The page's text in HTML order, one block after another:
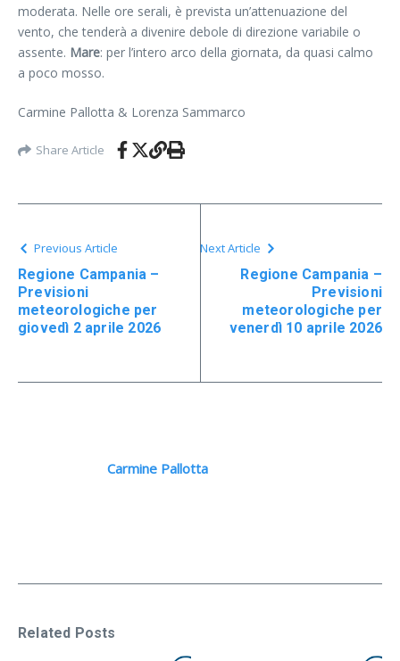
moderata. Nelle ore serali, è prevista un’attenuazione del
vento, che tenderà a divenire debole di direzione variabile o
assente. Mare: per l’intero arco della giornata, da quasi calmo
a poco mosso.
Carmine Pallotta & Lorenza Sammarco
Share Article
Previous Article
Regione Campania –
Previsioni
meteorologiche per
giovedì 2 aprile 2026
Next Article
Regione Campania –
Previsioni
meteorologiche per
venerdì 10 aprile 2026
Carmine Pallotta
Related Posts